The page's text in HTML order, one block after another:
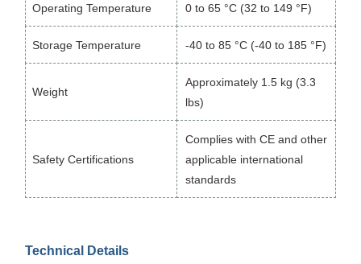
Operating Temperature 0 to 65 °C (32 to 149 °F)
Storage Temperature -40 to 85 °C (-40 to 185 °F)
Weight
Approximately 1.5 kg (3.3
lbs)
Safety Certifications
Complies with CE and other
applicable international
standards
Technical Details